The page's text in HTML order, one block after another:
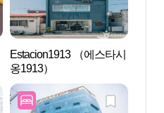
Estacion1913 （에스타시
옹1913）